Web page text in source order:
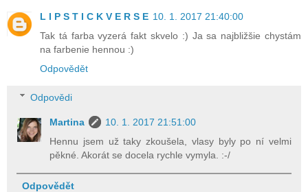
L I P S T I C K V E R S E 10. 1. 2017 21:40:00
Tak tá farba vyzerá fakt skvelo :) Ja sa najbližšie chystám
na farbenie hennou :)
Odpovědět
Odpovědi
Martina
10. 1. 2017 21:51:00
Hennu jsem už taky zkoušela, vlasy byly po ní velmi
pěkné. Akorát se docela rychle vymyla. :-/
Odpovědět